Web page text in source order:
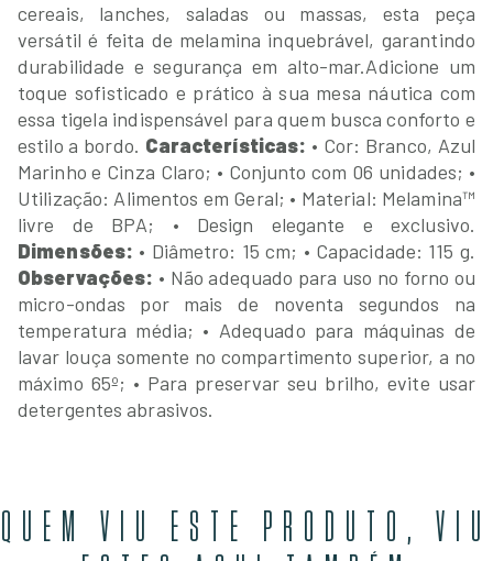
cereais, lanches, saladas ou massas, esta peça
versátil é feita de melamina inquebrável, garantindo
durabilidade e segurança em alto-mar.Adicione um
toque sofisticado e prático à sua mesa náutica com
essa tigela indispensável para quem busca conforto e
estilo a bordo. Características: • Cor: Branco, Azul
Marinho e Cinza Claro; • Conjunto com 06 unidades; •
Utilização: Alimentos em Geral; • Material: Melamina™
livre de BPA;
• Design elegante e exclusivo.
Dimensões: • Diâmetro: 15 cm; • Capacidade: 115 g.
Observações: • Não adequado para uso no forno ou
micro-ondas por mais de noventa segundos na
temperatura média; • Adequado para máquinas de
lavar louça somente no compartimento superior, a no
máximo 65º; • Para preservar seu brilho, evite usar
detergentes abrasivos.
QUEM VIU ESTE PRODUTO, VIU